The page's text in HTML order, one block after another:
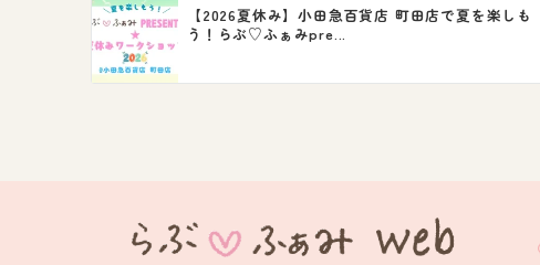
【2026夏休み】小田急百貨店 町田店で夏を楽しも
う！らぶ♡ふぁみpre...